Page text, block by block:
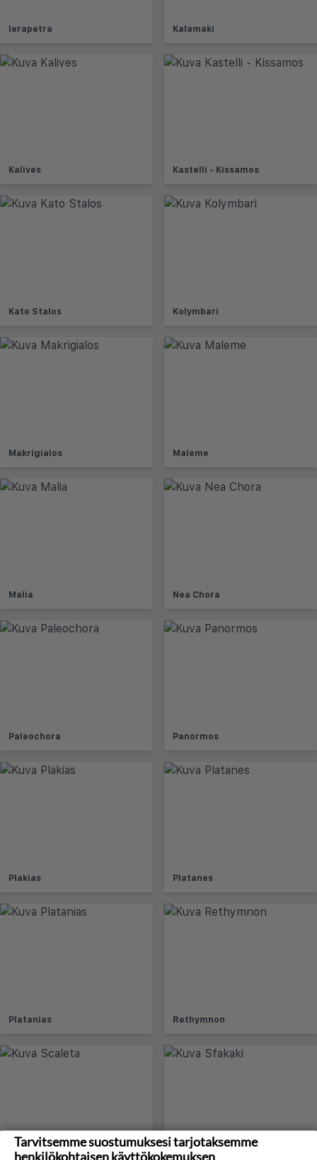
Ierapetra Kalamaki
Kalives Kastelli - Kissamos
Kato Stalos Kolymbari
Makrigialos Maleme
Malia Nea Chora
Paleochora Panormos
Plakias Platanes
Platanias Rethymnon
Tarvitsemme suostumuksesi tarjotaksemme
henkilökohtaisen käyttökokemuksen